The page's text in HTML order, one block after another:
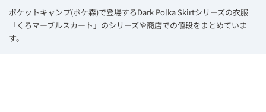
ポケットキャンプ(ポケ森)で登場するDark Polka Skirtシリーズの衣服
「くろマーブルスカート」のシリーズや商店での値段をまとめていま
す。